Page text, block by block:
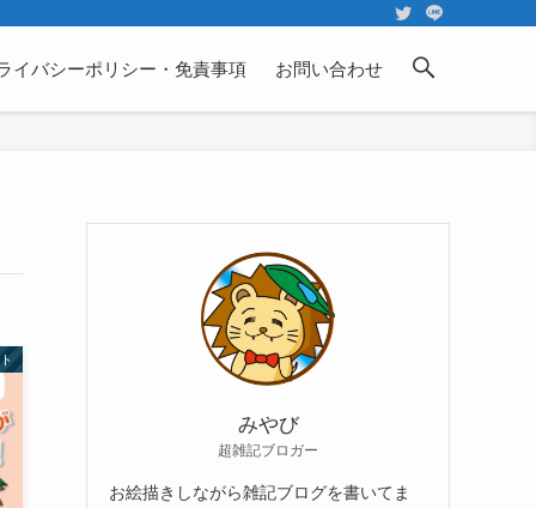
イバシーポリシー・免責事項 お問い合わせ
みやび
超雑記ブロガー
お絵描きしながら雑記ブログを書いてま